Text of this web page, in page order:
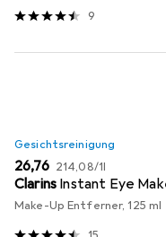
9
Gesichtsreinigung
EUR
26,76 EUR
214,08/1l
Clarins Instant Eye
Make-Up Entferner, 125 ml